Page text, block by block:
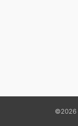
©2026